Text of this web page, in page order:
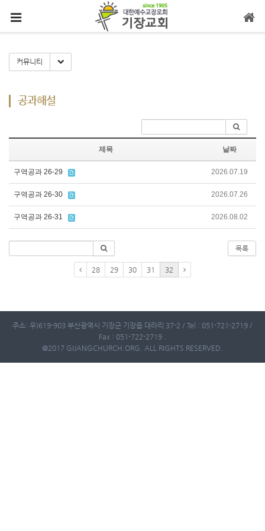
커뮤니티 Toggle Dropdown
공과해설
제목 날짜
구역공과 26-29 2026.07.19
구역공과 26-30 2026.07.26
구역공과 26-31 2026.08.02
목록
28 29 30 31 32
주소: 우)619-903 부산광역시 기장군 기장읍 대라리 37-2 / Tel : 051-721-2719 /
Fax : 051-722-2719 .
@2017 GIJANGCHURCH.ORG. ALL RIGHTS RESERVED.